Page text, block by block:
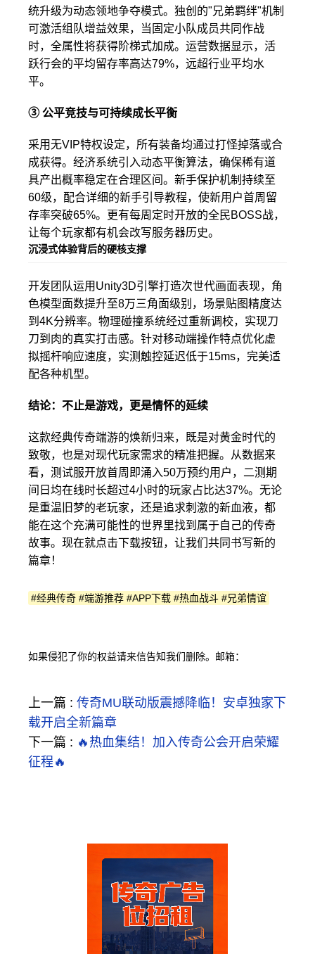
统升级为动态领地争夺模式。独创的"兄弟羁绊"机制
可激活组队增益效果，当固定小队成员共同作战
时，全属性将获得阶梯式加成。运营数据显示，活
跃行会的平均留存率高达79%，远超行业平均水
平。
③ 公平竞技与可持续成长平衡
采用无VIP特权设定，所有装备均通过打怪掉落或合
成获得。经济系统引入动态平衡算法，确保稀有道
具产出概率稳定在合理区间。新手保护机制持续至
60级，配合详细的新手引导教程，使新用户首周留
存率突破65%。更有每周定时开放的全民BOSS战，
让每个玩家都有机会改写服务器历史。
沉浸式体验背后的硬核支撑
开发团队运用Unity3D引擎打造次世代画面表现，角
色模型面数提升至8万三角面级别，场景贴图精度达
到4K分辨率。物理碰撞系统经过重新调校，实现刀
刀到肉的真实打击感。针对移动端操作特点优化虚
拟摇杆响应速度，实测触控延迟低于15ms，完美适
配各种机型。
结论：不止是游戏，更是情怀的延续
这款经典传奇端游的焕新归来，既是对黄金时代的
致敬，也是对现代玩家需求的精准把握。从数据来
看，测试服开放首周即涌入50万预约用户，二测期
间日均在线时长超过4小时的玩家占比达37%。无论
是重温旧梦的老玩家，还是追求刺激的新血液，都
能在这个充满可能性的世界里找到属于自己的传奇
故事。现在就点击下载按钮，让我们共同书写新的
篇章！
#经典传奇 #端游推荐 #APP下载 #热血战斗 #兄弟情谊
如果侵犯了你的权益请来信告知我们删除。邮箱：
上一篇 :传奇MU联动版震撼降临！安卓独家下
载开启全新篇章
下一篇 : 🔥热血集结！加入传奇公会开启荣耀
征程🔥